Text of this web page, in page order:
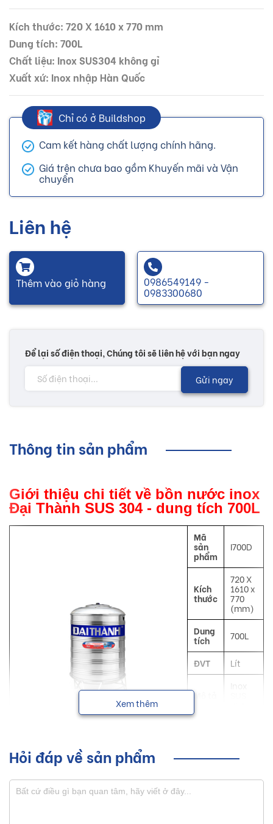
Kích thước: 720 X 1610 x 770 mm
Dung tích: 700L
Chất liệu: Inox SUS304 không gỉ
Xuất xứ: Inox nhập Hàn Quốc
Chỉ có ở Buildshop
Cam kết hàng chất lượng chính hãng.
Giá trên chưa bao gồm Khuyến mãi và Vận
chuyển
Liên hệ
Thêm vào giỏ hàng 0986549149 -
0983300680
Để lại số điện thoại, Chúng tôi sẽ liên hệ với bạn ngay
Gửi ngay
Thông tin sản phẩm
Giới thiệu chi tiết về bồn nước inox
Đại Thành SUS 304 - dung tích 700L
Mã
sản
phẩm
I700D
Kích
thước
720 X
1610 x
770
(mm)
Dung
tích 700L
ĐVT Lít
Mô tả
Đại
Xem thêm
Hỏi đáp về sản phẩm